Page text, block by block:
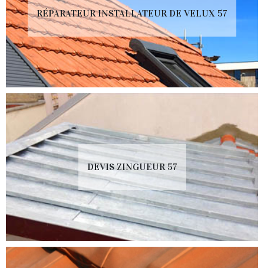
RÉPARATEUR INSTALLATEUR DE VELUX 57
DEVIS ZINGUEUR 57